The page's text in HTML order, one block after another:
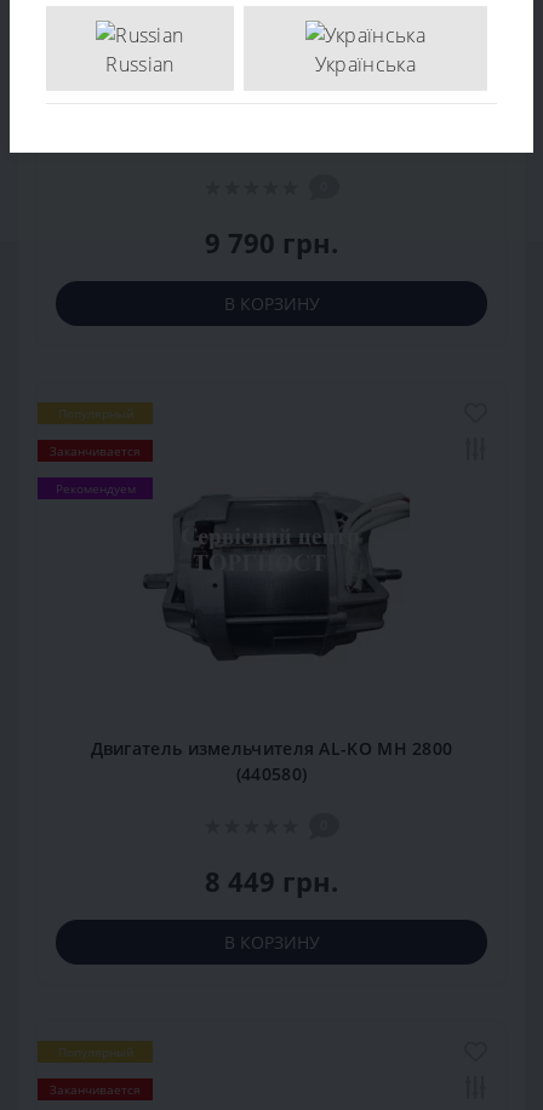
9 790 грн.
В КОРЗИНУ
Популярный
Заканчивается
Рекомендуем
Двигатель измельчителя AL-KO МH 2800
(440580)
8 449 грн.
В КОРЗИНУ
Популярный
Заканчивается
Russian Українська